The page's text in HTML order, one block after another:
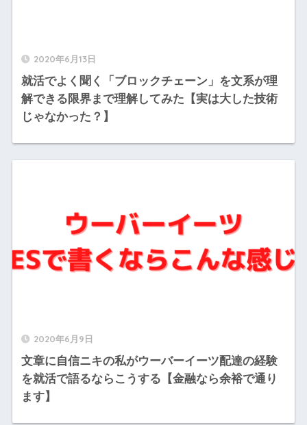
2020年6月13日
就活でよく聞く「ブロックチェーン」を文系が理
解できる限界まで理解してみた【実は大した技術
じゃなかった？】
2020年6月9日
文章に自信ニキの私がウーバーイーツ配達の経験
を就活で語るならこうする【金融なら余裕で通り
ます】